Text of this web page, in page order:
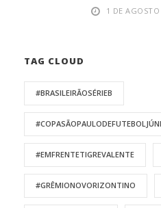
1 DE
TAG CLOUD
#BRASILEIRÃOSÉRIEB
#EMFRENTETIGREVALENTE
#GRÊMIONOVORIZONTINO